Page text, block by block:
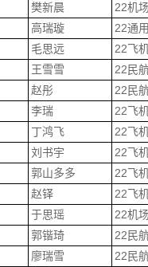
樊新晨 22机
高瑞璇 22通
毛思远 22飞
王雪雪 22民
赵彤 22民
李瑞 22飞
丁鸿飞 22飞
刘书宇 22飞
郭山多多 22飞
赵铎 22飞
于思瑶 22机
郭锴琦 22民
廖瑞雪 22民